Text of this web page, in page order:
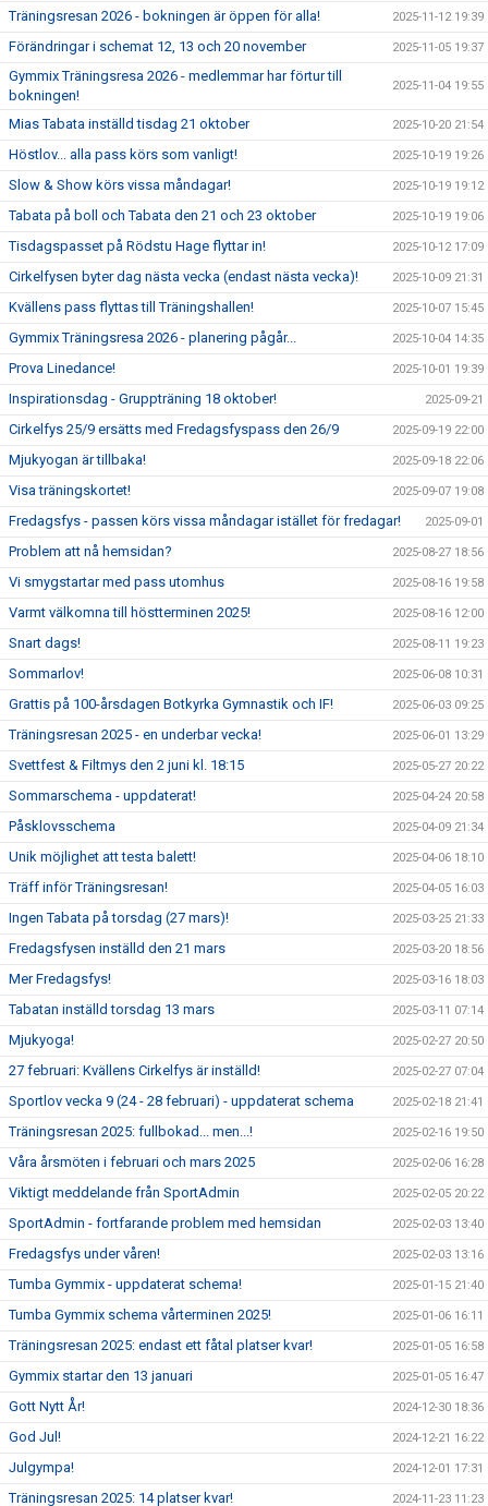
Träningsresan 2026 - bokningen är öppen för alla! 2025-11-12 19:39
Förändringar i schemat 12, 13 och 20 november 2025-11-05 19:37
Gymmix Träningsresa 2026 - medlemmar har förtur till
bokningen!
2025-11-04 19:55
Mias Tabata inställd tisdag 21 oktober 2025-10-20 21:54
Höstlov... alla pass körs som vanligt! 2025-10-19 19:26
Slow & Show körs vissa måndagar! 2025-10-19 19:12
Tabata på boll och Tabata den 21 och 23 oktober 2025-10-19 19:06
Tisdagspasset på Rödstu Hage flyttar in! 2025-10-12 17:09
Cirkelfysen byter dag nästa vecka (endast nästa vecka)! 2025-10-09 21:31
Kvällens pass flyttas till Träningshallen! 2025-10-07 15:45
Gymmix Träningsresa 2026 - planering pågår... 2025-10-04 14:35
Prova Linedance! 2025-10-01 19:39
Inspirationsdag - Gruppträning 18 oktober! 2025-09-21
Cirkelfys 25/9 ersätts med Fredagsfyspass den 26/9 2025-09-19 22:00
Mjukyogan är tillbaka! 2025-09-18 22:06
Visa träningskortet! 2025-09-07 19:08
Fredagsfys - passen körs vissa måndagar istället för fredagar! 2025-09-01
Problem att nå hemsidan? 2025-08-27 18:56
Vi smygstartar med pass utomhus 2025-08-16 19:58
Varmt välkomna till höstterminen 2025! 2025-08-16 12:00
Snart dags! 2025-08-11 19:23
Sommarlov! 2025-06-08 10:31
Grattis på 100-årsdagen Botkyrka Gymnastik och IF! 2025-06-03 09:25
Träningsresan 2025 - en underbar vecka! 2025-06-01 13:29
Svettfest & Filtmys den 2 juni kl. 18:15 2025-05-27 20:22
Sommarschema - uppdaterat! 2025-04-24 20:58
Påsklovsschema 2025-04-09 21:34
Unik möjlighet att testa balett! 2025-04-06 18:10
Träff inför Träningsresan! 2025-04-05 16:03
Ingen Tabata på torsdag (27 mars)! 2025-03-25 21:33
Fredagsfysen inställd den 21 mars 2025-03-20 18:56
Mer Fredagsfys! 2025-03-16 18:03
Tabatan inställd torsdag 13 mars 2025-03-11 07:14
Mjukyoga! 2025-02-27 20:50
27 februari: Kvällens Cirkelfys är inställd! 2025-02-27 07:04
Sportlov vecka 9 (24 - 28 februari) - uppdaterat schema 2025-02-18 21:41
Träningsresan 2025: fullbokad... men...! 2025-02-16 19:50
Våra årsmöten i februari och mars 2025 2025-02-06 16:28
Viktigt meddelande från SportAdmin 2025-02-05 20:22
SportAdmin - fortfarande problem med hemsidan 2025-02-03 13:40
Fredagsfys under våren! 2025-02-03 13:16
Tumba Gymmix - uppdaterat schema! 2025-01-15 21:40
Tumba Gymmix schema vårterminen 2025! 2025-01-06 16:11
Träningsresan 2025: endast ett fåtal platser kvar! 2025-01-05 16:58
Gymmix startar den 13 januari 2025-01-05 16:47
Gott Nytt År! 2024-12-30 18:36
God Jul! 2024-12-21 16:22
Julgympa! 2024-12-01 17:31
Träningsresan 2025: 14 platser kvar! 2024-11-23 11:23